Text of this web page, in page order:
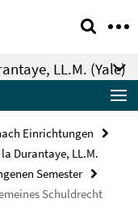
LL.M. (Yale)
Einrichtungen
Durantaye, LL.M.
Semester
Schuldrecht